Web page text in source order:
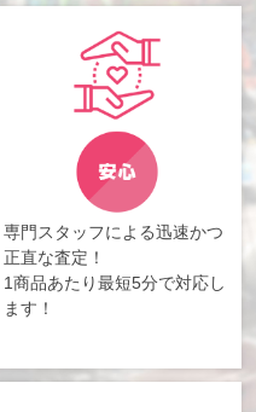
専門スタッフによる迅速かつ
正直な査定！
1商品あたり最短5分で対応し
ます！